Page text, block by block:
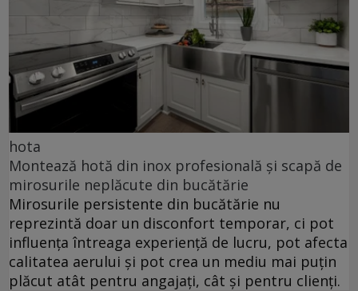
hota
Montează hotă din inox profesională și scapă de
mirosurile neplăcute din bucătărie
Mirosurile persistente din bucătărie nu
reprezintă doar un disconfort temporar, ci pot
influența întreaga experiență de lucru, pot afecta
calitatea aerului și pot crea un mediu mai puțin
plăcut atât pentru angajați, cât și pentru clienți.